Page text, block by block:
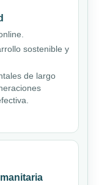
sostenible y
de largo